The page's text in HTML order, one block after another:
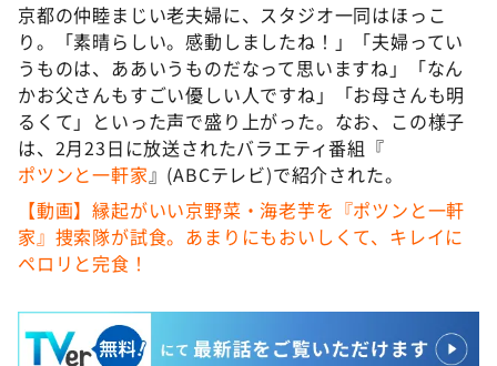
京都の仲睦まじい老夫婦に、スタジオ一同はほっこ
り。「素晴らしい。感動しましたね！」「夫婦ってい
うものは、ああいうものだなって思いますね」「なん
かお父さんもすごい優しい人ですね」「お母さんも明
るくて」といった声で盛り上がった。なお、この様子
は、2月23日に放送されたバラエティ番組『
ポツンと一軒家』(ABCテレビ)で紹介された。
【動画】縁起がいい京野菜・海老芋を『ポツンと一軒
家』捜索隊が試食。あまりにもおいしくて、キレイに
ペロリと完食！